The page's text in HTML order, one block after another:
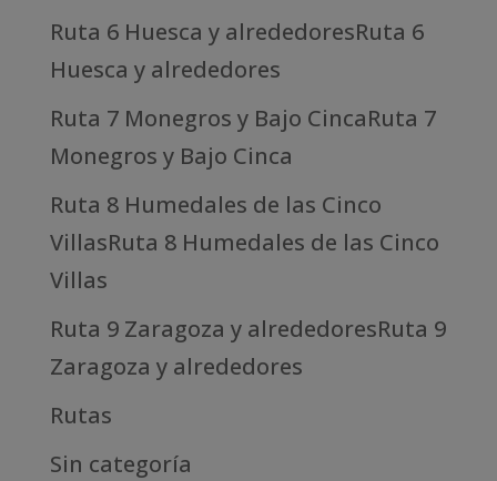
Ruta 6 Huesca y alrededoresRuta 6
Huesca y alrededores
Ruta 7 Monegros y Bajo CincaRuta 7
Monegros y Bajo Cinca
Ruta 8 Humedales de las Cinco
VillasRuta 8 Humedales de las Cinco
Villas
Ruta 9 Zaragoza y alrededoresRuta 9
Zaragoza y alrededores
Rutas
Sin categoría